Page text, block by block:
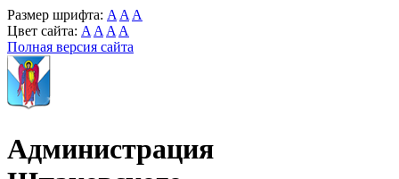
Размер шрифта: A A A
Цвет сайта: A A A A
Полная версия сайта
Администрация